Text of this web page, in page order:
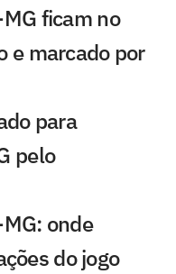
ficam no
e marcado por
para
pelo
onde
do jogo